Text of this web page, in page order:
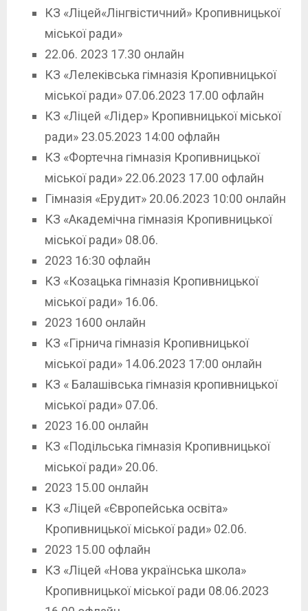
КЗ «Ліцей«Лінгвістичний» Кропивницької
міської ради»
22.06. 2023 17.30 онлайн
КЗ «Лелеківська гімназія Кропивницької
міської ради» 07.06.2023 17.00 офлайн
КЗ «Ліцей «Лідер» Кропивницької міської
ради» 23.05.2023 14:00 офлайн
КЗ «Фортечна гімназія Кропивницької
міської ради» 22.06.2023 17.00 офлайн
Гімназія «Ерудит» 20.06.2023 10:00 онлайн
КЗ «Академічна гімназія Кропивницької
міської ради» 08.06.
2023 16:30 офлайн
КЗ «Козацька гімназія Кропивницької
міської ради» 16.06.
2023 1600 онлайн
КЗ «Гірнича гімназія Кропивницької
міської ради» 14.06.2023 17:00 онлайн
КЗ « Балашівська гімназія кропивницької
міської ради» 07.06.
2023 16.00 онлайн
КЗ «Подільська гімназія Кропивницької
міської ради» 20.06.
2023 15.00 онлайн
КЗ «Ліцей «Європейська освіта»
Кропивницької міської ради» 02.06.
2023 15.00 офлайн
КЗ «Ліцей «Нова українська школа»
Кропивницької міської ради 08.06.2023